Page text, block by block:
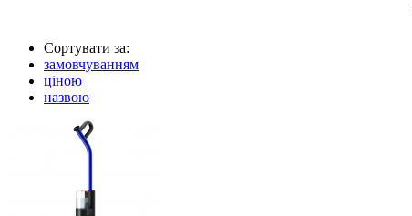
Сортувати за:
замовчуванням
ціною
назвою